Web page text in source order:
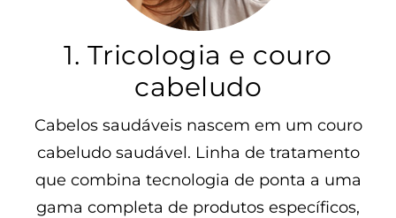
1. Tricologia e couro
cabeludo
Cabelos saudáveis nascem em um couro
cabeludo saudável. Linha de tratamento
que combina tecnologia de ponta a uma
gama completa de produtos específicos,